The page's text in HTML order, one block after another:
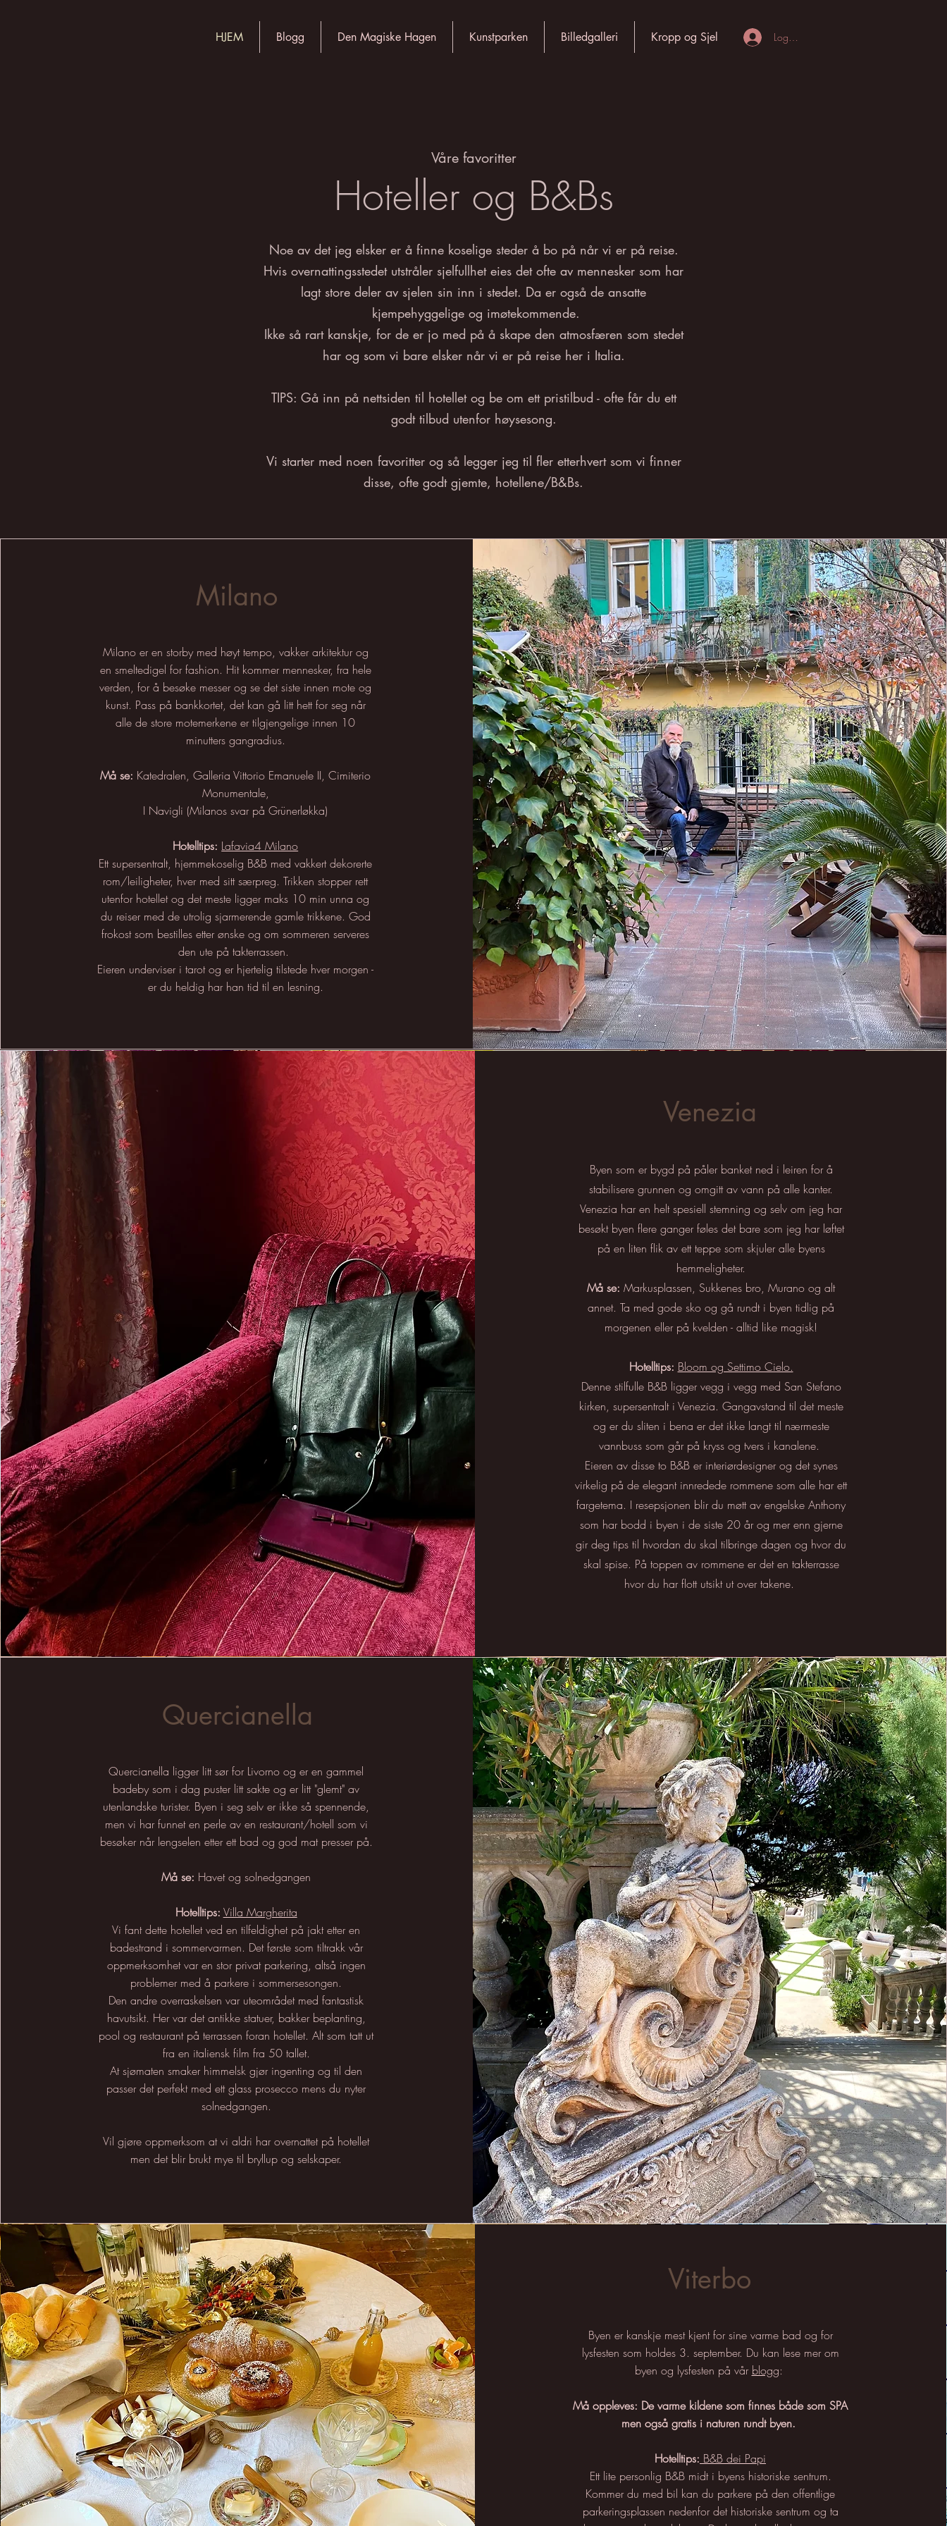
HJEM Blogg Den Magiske Hagen Kunstparken Billedgalleri Kropp og Sjel Logg inn
Våre favoritter
Hoteller og B&Bs
Noe av det jeg elsker er å finne koselige steder å bo på når vi er på reise.
Hvis overnattingsstedet utstråler sjelfullhet eies det ofte av mennesker som har
lagt store deler av sjelen sin inn i stedet. Da er også de ansatte
kjempehyggelige og imøtekommende.
Ikke så rart kanskje, for de er jo med på å skape den atmosfæren som stedet
har og som vi bare elsker når vi er på reise her i Italia.
TIPS: Gå inn på nettsiden til hotellet og be om ett pristilbud - ofte får du ett
godt tilbud utenfor høysesong.
Vi starter med noen favoritter og så legger jeg til fler etterhvert som vi finner
disse, ofte godt gjemte, hotellene/B&Bs.
Milano
Milano er en storby med høyt tempo, vakker arkitektur og
en smeltedigel for fashion. Hit kommer mennesker, fra hele
verden, for å besøke messer og se det siste innen mote og
kunst. Pass på bankkortet, det kan gå litt hett for seg når
alle de store motemerkene er tilgjengelige innen 10
minutters gangradius.
Må se: Katedralen,Galleria Vittorio Emanuele II, Cimiterio
Monumentale,
I Navigli (Milanos svar på Grünerløkka)
Hotelltips: Lafavia4 Milano
Ett supersentralt, hjemmekoselig B&B med vakkert dekorerte
rom/leiligheter, hver med sitt særpreg. Trikken stopper rett
utenfor hotellet og det meste ligger maks 10 min unna og
du reiser med de utrolig sjarmerende gamle trikkene. God
frokost som bestilles etter ønske og om sommeren serveres
den ute på takterrassen.
Eieren underviser i tarot og er hjertelig tilstede hver morgen -
er du heldig har han tid til en lesning.
Venezia
Byen som er bygd på påler banket ned i leiren for å
stabilisere grunnen og omgitt av vann på alle kanter.
Venezia har en helt spesiell stemning og selv om jeg har
besøkt byen flere ganger føles det bare som jeg har løftet
på en liten flik av ett teppe som skjuler alle byens
hemmeligheter.
Må se: Markusplassen, Sukkenes bro, Murano og alt
annet. Ta med gode sko og gå rundt i byen tidlig på
morgenen eller på kvelden - alltid like magisk!
Hotelltips: Bloom og Settimo Cielo.
Denne stilfulle B&B ligger vegg i vegg med San Stefano
kirken, supersentralt i Venezia. Gangavstand til det meste
og er du sliten i bena er det ikke langt til nærmeste
vannbuss som går på kryss og tvers i kanalene.
Eieren av disse to B&B er interiørdesigner og det synes
virkelig på de elegant innredede rommene som alle har ett
fargetema. I resepsjonen blir du møtt av engelske Anthony
som har bodd i byen i de siste 20 år og mer enn gjerne
gir deg tips til hvordan du skal tilbringe dagen og hvor du
skal spise. På toppen av rommene er det en takterrasse
hvor du har flott utsikt ut over takene.
Quercianella
Quercianella ligger litt sør for Livorno og er en gammel
badeby som i dag puster litt sakte og er litt "glemt" av
utenlandske turister. Byen i seg selv er ikke så spennende,
men vi har funnet en perle av en restaurant/hotell som vi
besøker når lengselen etter ett bad og god mat presser på.
Må se: Havet og solnedgangen
Hotelltips: Villa Margherita
Vi fant dette hotellet ved en tilfeldighet på jakt etter en
badestrand i sommervarmen. Det første som tiltrakk vår
oppmerksomhet var en stor privat parkering, altså ingen
problemer med å parkere i sommersesongen.
Den andre overraskelsen var uteområdet med fantastisk
havutsikt. Her var det antikke statuer, bakker beplanting,
pool og restaurant på terrassen foran hotellet. Alt som tatt ut
fra en italiensk film fra 50 tallet.
At sjømaten smaker himmelsk gjør ingenting og til den
passer det perfekt med ett glass prosecco mens du nyter
solnedgangen.
Vil gjøre oppmerksom at vi aldri har overnattet på hotellet
men det blir brukt mye til bryllup og selskaper.
Viterbo
Byen er kanskje mest kjent for sine varme bad og for
lysfesten som holdes 3. september. Du kan lese mer om
byen og lysfesten på vår blogg:
Må oppleves: De varme kildene som finnes både som SPA
men også gratis i naturen rundt byen.
Hotelltips: B&B dei Papi
Ett lite personlig B&B midt i byens historiske sentrum.
Kommer du med bil kan du parkere på den offentlige
parkeringsplassen nedenfor det historiske sentrum og ta